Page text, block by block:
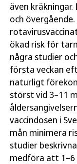
även
och
ökad risk för
några studier
första veckan
naturligt
störst vid 3–11
vaccindosen i
mån minimera
studier
medföra att 1–6